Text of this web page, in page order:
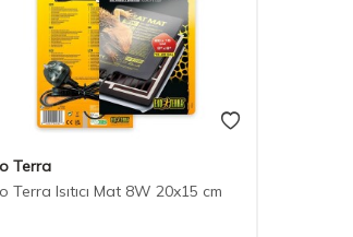
Terra
Terra Isıtıcı Mat 8W 20x15 cm